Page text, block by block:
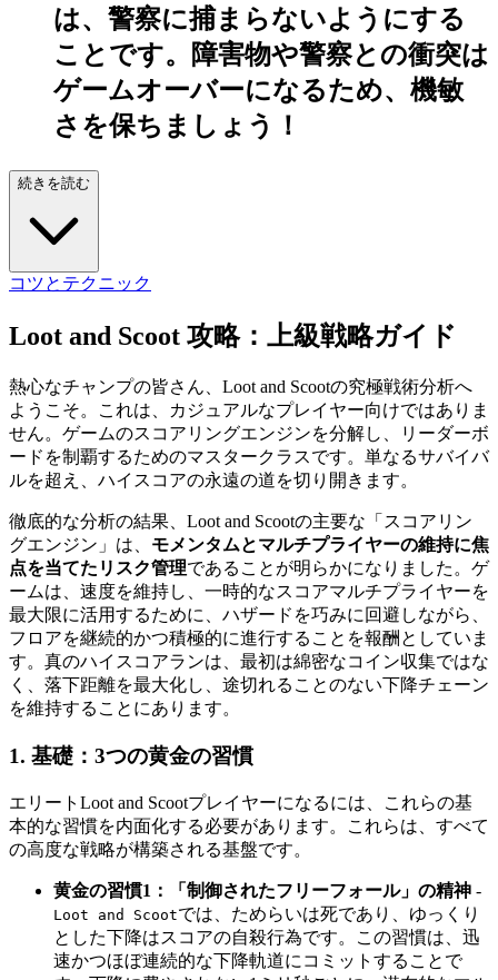
は、警察に捕まらないようにする
ことです。障害物や警察との衝突は
ゲームオーバーになるため、機敏
さを保ちましょう！
続きを読む
コツとテクニック
Loot and Scoot 攻略：上級戦略ガイド
熱心なチャンプの皆さん、Loot and Scootの究極戦術分析へ
ようこそ。これは、カジュアルなプレイヤー向けではありま
せん。ゲームのスコアリングエンジンを分解し、リーダーボ
ードを制覇するためのマスタークラスです。単なるサバイバ
ルを超え、ハイスコアの永遠の道を切り開きます。
徹底的な分析の結果、Loot and Scootの主要な「スコアリン
グエンジン」は、 モメンタムとマルチプライヤーの維持に焦
点を当てたリスク管理であることが明らかになりました。ゲ
ームは、速度を維持し、一時的なスコアマルチプライヤーを
最大限に活用するために、ハザードを巧みに回避しながら、
フロアを継続的かつ積極的に進行することを報酬としていま
す。真のハイスコアランは、最初は綿密なコイン収集ではな
く、落下距離を最大化し、途切れることのない下降チェーン
を維持することにあります。
1. 基礎：3つの黄金の習慣
エリートLoot and Scootプレイヤーになるには、これらの基
本的な習慣を内面化する必要があります。これらは、すべて
の高度な戦略が構築される基盤です。
黄金の習慣1：「制御されたフリーフォール」の精神 -
Loot and Scootでは、ためらいは死であり、ゆっくり
とした下降はスコアの自殺行為です。この習慣は、迅
速かつほぼ連続的な下降軌道にコミットすることで